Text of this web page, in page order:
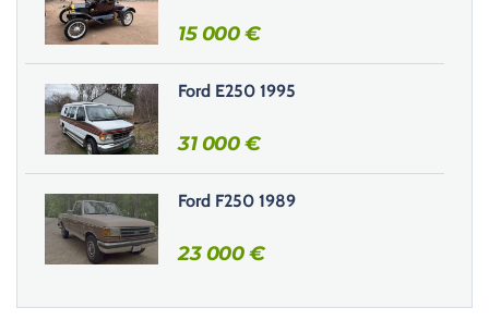
15 000€
Ford E250 1995
31 000€
Ford F250 1989
23 000€